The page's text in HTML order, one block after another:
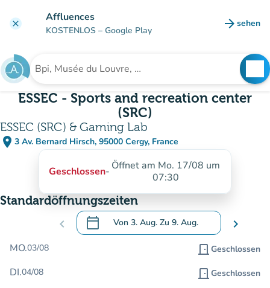
clear Affluences
KOSTENLOS – Google Play arrow_forward sehen
(new
Suche nach einer Einrichtung
ESSEC - Sports and recreation center
(SRC)
ESSEC (SRC) & Gaming Lab
place 3 Av. Bernard Hirsch, 95000 Cergy, France
(in Google Maps öffnen)
(new tab)
Geschlossen- Öffnet am Mo. 17/08 um
07:30
Standardöffnungszeiten
chevron_left calendar_today Von 3. Aug. Zu 9. Aug.
.Öffnen Sie den Kalender, um Daten zu
chevron_right
MO.03/08 door_front Geschlossen
DI.04/08 door_front Geschlossen